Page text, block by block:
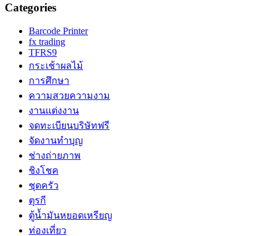
Categories
Barcode Printer
fx trading
TFRS9
กระเช้าผลไม้
การศึกษา
ความสวยความงาม
งานแต่งงาน
จดทะเบียนบริษัทฟรี
จัดงานทำบุญ
ช่างถ่ายภาพ
ชิงโชค
ชุดครัว
ตุรกี
ตู้น้ำมันหยอดเหรียญ
ท่องเที่ยว